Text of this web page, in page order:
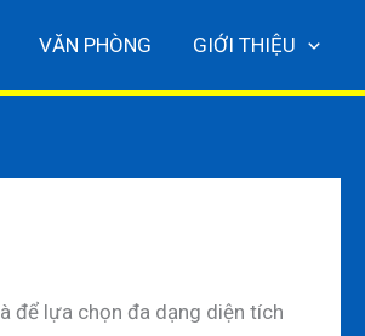
VĂN PHÒNG GIỚI THIỆU
để lựa chọn đa dạng diện tích